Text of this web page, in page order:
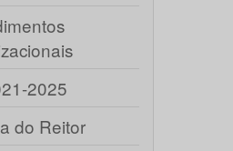
2025
do Reitor